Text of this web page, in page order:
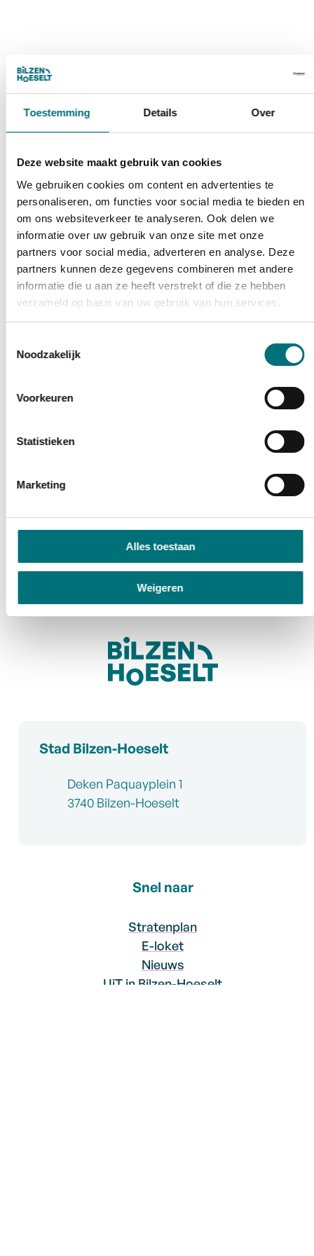
Toestemming Details Over
Deze website maakt gebruik van cookies
We gebruiken cookies om content en advertenties te
personaliseren, om functies voor social media te bieden en
om ons websiteverkeer te analyseren. Ook delen we
informatie over uw gebruik van onze site met onze
partners voor social media, adverteren en analyse. Deze
partners kunnen deze gegevens combineren met andere
informatie die u aan ze heeft verstrekt of die ze hebben
verzameld op basis van uw gebruik van hun services.
Noodzakelijk
Voorkeuren
Statistieken
Marketing
Alles toestaan
Weigeren
Iets fout of onduidelijk op deze pagina?Meld het ons.
Stad Bilzen-Hoeselt
AdresDeken Paquayplein 1
,3740 Bilzen-Hoeselt
Snel naar
Stratenplan
E-loket
Nieuws
UiT in Bilzen-Hoeselt